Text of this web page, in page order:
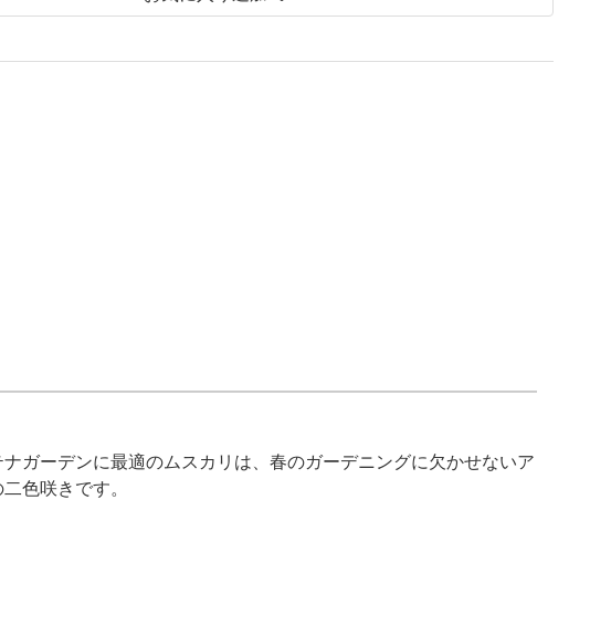
ガーデンに最適のムスカリは、春のガーデニングに欠かせないア
色咲きです。